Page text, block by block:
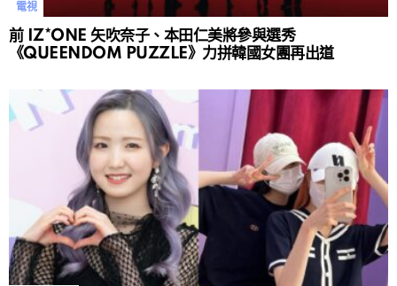
電視
前 IZ*ONE 矢吹奈子、本田仁美將參與選秀
《QUEENDOM PUZZLE》力拼韓國女團再出道